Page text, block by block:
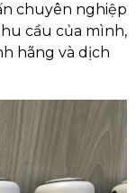
chuyên nghiệp
cầu của mình,
hãng và dịch